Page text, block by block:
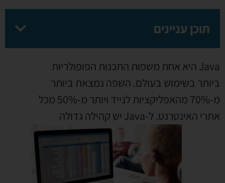
תוכן עניינים
Java היא אחת משפות התכנות הפופולריות
ביותר בשימוש בעולם. השפה נמצאת ביותר
מ-70% מהאפליקציות לנייד ויותר מ-50% מכל
אתרי האינטרנט. ל-
Java יש קהילה גדולה